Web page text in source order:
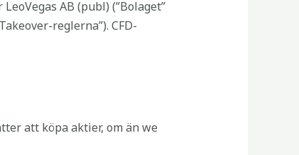
AB (publ) (”Bolaget”
reglerna”). CFD-
att köpa aktier, om än we